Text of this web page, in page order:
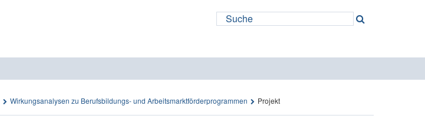
Wirkungsanalysen zu Berufsbildungs- und Arbeitsmarkt­förderprogrammen Projekt